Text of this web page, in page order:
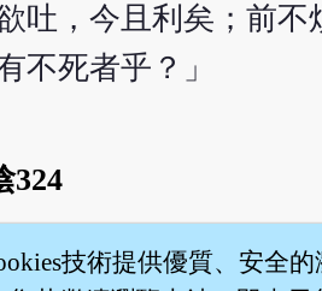
吐，今且利矣；前不
不死者乎？」
324
技術提供優質、安全